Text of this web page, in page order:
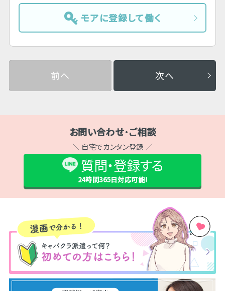
モアに登録して働く
前へ 次へ
お問い合わせ･ご相談
＼ 自宅でカンタン登録 ／
質問・登録する
24時間365日対応可能!